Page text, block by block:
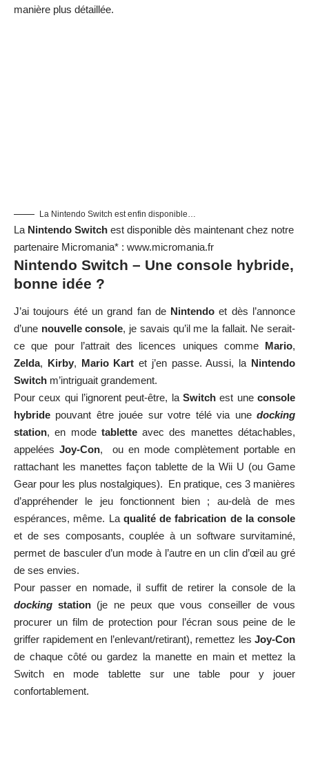
manière plus détaillée.
La Nintendo Switch est enfin disponible…
La Nintendo Switch est disponible dès maintenant chez notre
partenaire Micromania* : www.micromania.fr
Nintendo Switch – Une console hybride,
bonne idée ?
J’ai toujours été un grand fan de Nintendo et dès l’annonce
d’une nouvelle console, je savais qu’il me la fallait. Ne serait-
ce que pour l’attrait des licences uniques comme Mario,
Zelda, Kirby, Mario Kart et j’en passe. Aussi, la Nintendo
Switch m’intriguait grandement.
Pour ceux qui l’ignorent peut-être, la Switch est une console
hybride pouvant être jouée sur votre télé via une docking
station, en mode tabletteavec des manettes détachables,
appelées Joy-Con, ou en mode complètement portable en
rattachant les manettes façon tablette de la Wii U (ou Game
Gear pour les plus nostalgiques). En pratique, ces 3 manières
d’appréhender le jeu fonctionnent bien ; au-delà de mes
espérances, même. Laqualité de fabrication de la console
et de ses composants, couplée à un software survitaminé,
permet de basculer d’un mode à l’autre en un clin d’œil au gré
de ses envies.
Pour passer en nomade, il suffit de retirer la console de la
docking station (je ne peux que vous conseiller de vous
procurer un film de protection pour l’écran sous peine de le
griffer rapidement en l’enlevant/retirant), remettez les Joy-Con
de chaque côté ou gardez la manette en main et mettez la
Switch en mode tablette sur une table pour y jouer
confortablement.